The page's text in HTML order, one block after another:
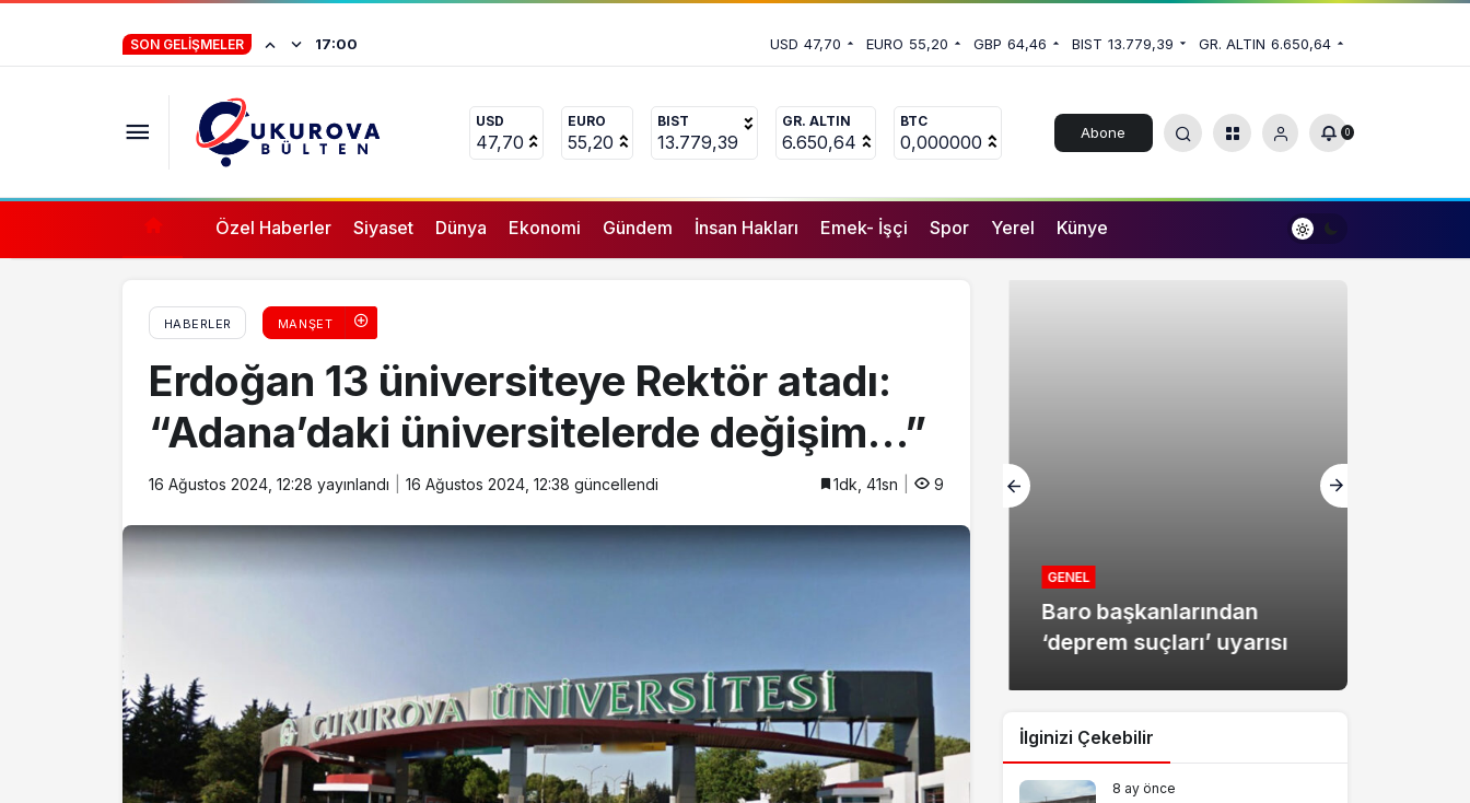
SON GELIŞMELER 17:00
ifade vermez”
USD 47,70 EURO 55,20 GBP 64,46 BIST 13.779,39 GR. ALTIN 6.650,64
USD
47,70
EURO
55,20
BIST
13.779,39
GR. ALTIN
6.650,64
BTC
0,000000 Abone 0
Özel Haberler Siyaset Dünya Ekonomi Gündem İnsan Hakları Emek- İşçi Spor Yerel Künye
HABERLER MANŞET
Erdoğan 13 üniversiteye Rektör atadı:
“Adana’daki üniversitelerde değişim…”
16 Ağustos 2024, 12:28 yayınlandı 16 Ağustos 2024, 12:38 güncellendi 1dk, 41sn 9
İstifa eden Mersin vekili
Çakır’dan açıklama:
GENEL
Baro başkanlarından
‘deprem suçları’ uyarısı
İlginizi Çekebilir
8 ay önce
TransAnatolia Rally Raid Mersin’de Başlıyor